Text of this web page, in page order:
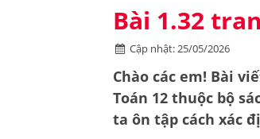
Bài 1.32
Cập nhật: 25/05/2026
Chào các em! Bài
Toán 12 thuộc bộ
ta ôn tập cách xác